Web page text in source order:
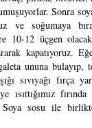
Sonra
ve soğumaya
10-12 üçgen
kapatıyoruz.
ununa bulayıp,
sıvıyağı fırça
Soya sosu ile